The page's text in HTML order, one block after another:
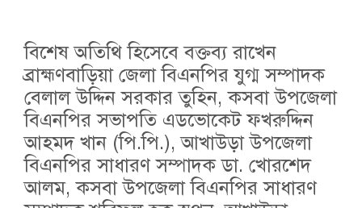
বিশেষ অতিথি হিসেবে বক্তব্য রাখেন
ব্রাহ্মণবাড়িয়া জেলা বিএনপির যুগ্ম সম্পাদক
বেলাল উদ্দিন সরকার তুহিন, কসবা উপজেলা
বিএনপির সভাপতি এডভোকেট ফখরুদ্দিন
আহমদ খান (পি.পি.), আখাউড়া উপজেলা
বিএনপির সাধারণ সম্পাদক ডা. খোরশেদ
আলম, কসবা উপজেলা বিএনপির সাধারণ